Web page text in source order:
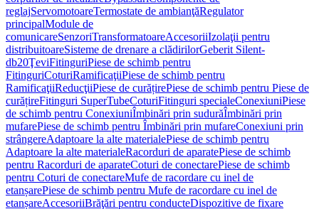
reglajServomotoareTermostate de ambianţăRegulator
principalModule de
comunicareSenzoriTransformatoareAccesoriiIzolaţii pentru
distribuitoareSisteme de drenare a clădirilorGeberit Silent-
db20ŢeviFitinguriPiese de schimb pentru
FitinguriCoturiRamificaţiiPiese de schimb pentru
RamificaţiiReducţiiPiese de curățirePiese de schimb pentru Piese de
curățireFitinguri SuperTubeCoturiFitinguri specialeConexiuniPiese
de schimb pentru ConexiuniÎmbinări prin sudurăÎmbinări prin
mufarePiese de schimb pentru Îmbinări prin mufareConexiuni prin
strângereAdaptoare la alte materialePiese de schimb pentru
Adaptoare la alte materialeRacorduri de aparatePiese de schimb
pentru Racorduri de aparateCoturi de conectarePiese de schimb
pentru Coturi de conectareMufe de racordare cu inel de
etanșarePiese de schimb pentru Mufe de racordare cu inel de
etanșareAccesoriiBrăţări pentru conducteDispozitive de fixare